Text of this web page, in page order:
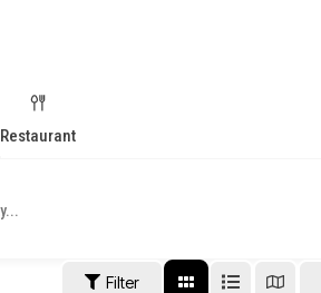
Restaurant
Filter